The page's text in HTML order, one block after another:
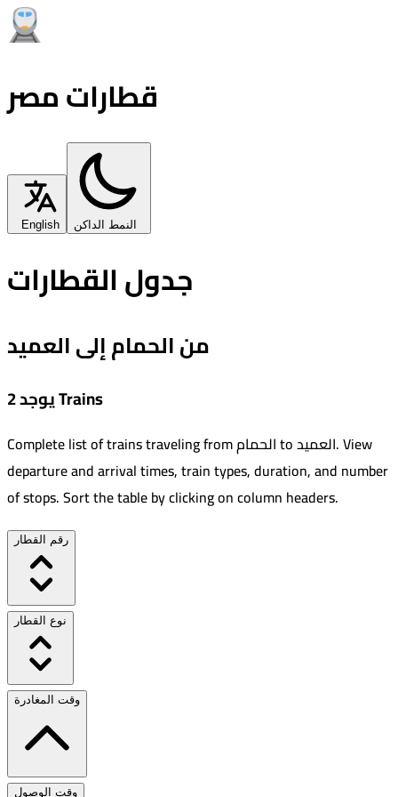
قطارات مصر
English النمط الداكن
جدول القطارات
من الحمام إلى العميد
يوجد 2 Trains
Complete list of trains traveling fromالحمامtoالعميد.View
departure and arrival times, train types, duration, and number
of stops. Sort the table by clicking on column headers.
رقم القطار
نوع القطار
وقت المغادرة
وقت الوصول